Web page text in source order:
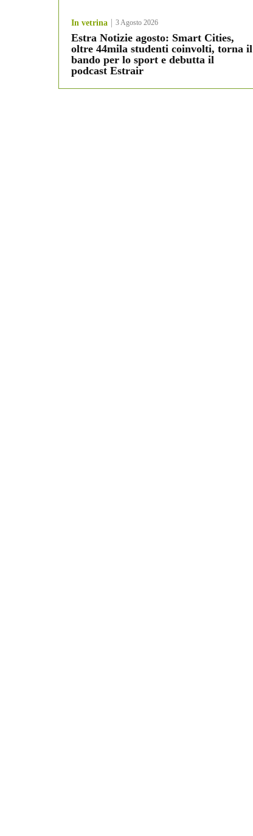
In vetrina 3 Agosto 2026
Estra Notizie agosto: Smart Cities,
oltre 44mila studenti coinvolti, torna il
bando per lo sport e debutta il
podcast Estrair